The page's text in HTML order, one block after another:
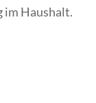
im Haushalt.